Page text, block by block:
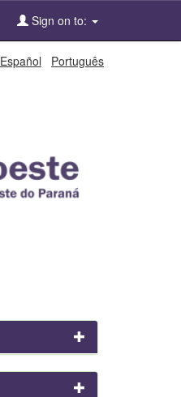
Sign on to:
Español Português